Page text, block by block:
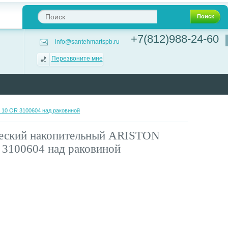
Поиск
info@santehmartspb.ru
Перезвоните мне
+7(812)988-24-60
OR 3100604 над раковиной
накопительный ARISTON
над раковиной